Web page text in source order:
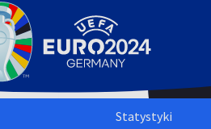
Statystyki